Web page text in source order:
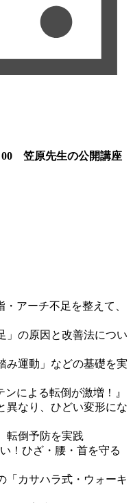
00 笠原先生の公開講座
アーチ不足を整えて、
」の原因と改善法につい
み運動」などの基礎を実
による転倒が激増！』
異なり、ひどい変形にな
転倒予防を実践
！ひざ・腰・首を守る
「カサハラ式・ウォーキ